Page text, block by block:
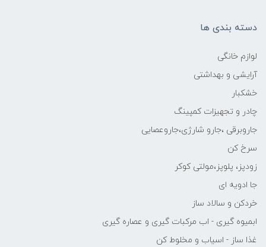
دسته بندی ها
لوازم خانگی
آرایشی و بهداشتی
خشکبار
چادر و تجهیزات کمپینگ
جاروبرقی ،جارو شارژی،جاروعصایی
سرخ کن
زودپز، پلوپز،مولتی کوکر
جا ادویه ای
خردکن و سالاد ساز
ابمیوه گیری - اب مرکبات گیری و عصاره گیری
غذا ساز - اسیاب و مخلوط کن